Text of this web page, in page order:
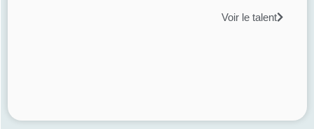
Voir le talent